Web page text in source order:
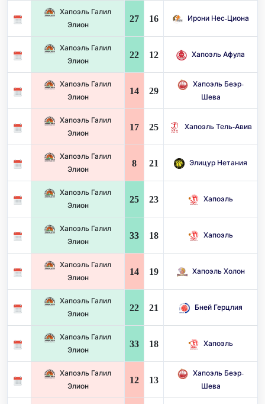
Хапоэль Галил
Элион
27 16 Ирони Нес-Циона
Хапоэль Галил
Элион
22 12 Хапоэль Афула
Хапоэль Галил
Элион
14 29
Хапоэль Беэр-
Шева
Хапоэль Галил
Элион
17 25 Хапоэль Тель-Авив
Хапоэль Галил
Элион
8 21 Элицур Нетания
Хапоэль Галил
Элион
25 23 Хапоэль
Хапоэль Галил
Элион
33 18 Хапоэль
Хапоэль Галил
Элион
14 19 Хапоэль Холон
Хапоэль Галил
Элион
22 21 Бней Герцлия
Хапоэль Галил
Элион
33 18 Хапоэль
Хапоэль Галил
Элион
12 13
Хапоэль Беэр-
Шева